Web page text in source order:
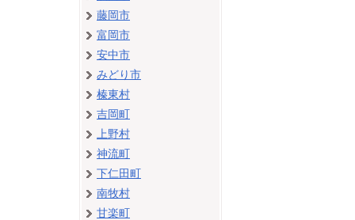
藤岡市
富岡市
安中市
みどり市
榛東村
吉岡町
上野村
神流町
下仁田町
南牧村
甘楽町